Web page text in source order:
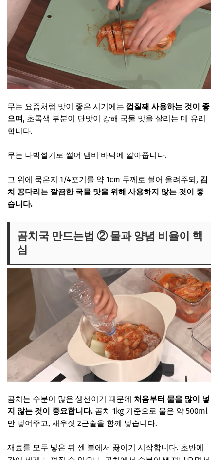
무는 요즘처럼 맛이 좋은 시기에는 껍질째 사용하는 것이 좋
으며, 초록색 부분이 단맛이 강해 국물 맛을 살리는 데 유리
합니다.
무는 나박썰기로 썰어 냄비 바닥에 깔아줍니다.
그 위에 묵은지 1/4포기를 약 1cm 두께로 썰어 올려주되, 김
치 꽁다리는 깔끔한 국물 맛을 위해 사용하지 않는 것이 좋
습니다.
곰치국 만드는법 ② 물과 양념 비율이 핵
심
곰치는 수분이 많은 생선이기 때문에 처음부터 물을 많이 넣
지 않는 것이 중요합니다. 곰치 1kg 기준으로 물은 약 500ml
만 넣어주고, 새우젓 2큰술을 함께 넣습니다.
재료를 모두 넣은 뒤 센 불에서 끓이기 시작합니다. 초반에